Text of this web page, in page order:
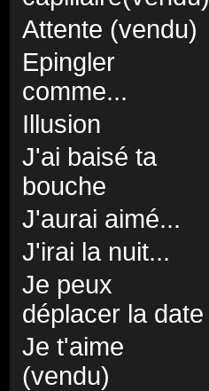
Attente (vendu)
Epingler
comme...
Illusion
J'ai baisé ta
bouche
J'aurai aimé...
J'irai la nuit...
Je peux
déplacer la date
Je t'aime
(vendu)